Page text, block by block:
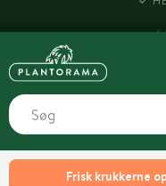
Frisk krukkerne